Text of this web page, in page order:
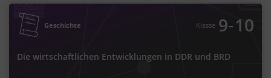
#Tag der Deutschen Wiedervereinigung
#BRD
#DDR
#neue Bundesländer
Geschichte Klasse 9‐10
Die wirtschaftlichen Entwicklungen in DDR und BRD